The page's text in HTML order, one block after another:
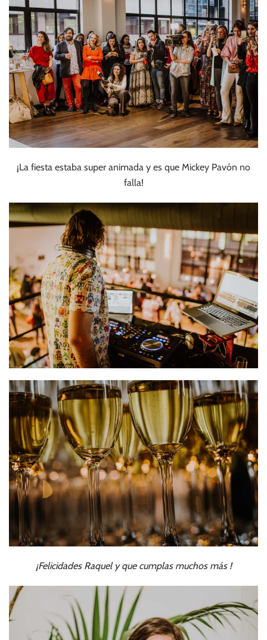
¡La fiesta estaba super animada y es que Mickey Pavón no
falla!
¡Felicidades Raquel y que cumplas muchos más !